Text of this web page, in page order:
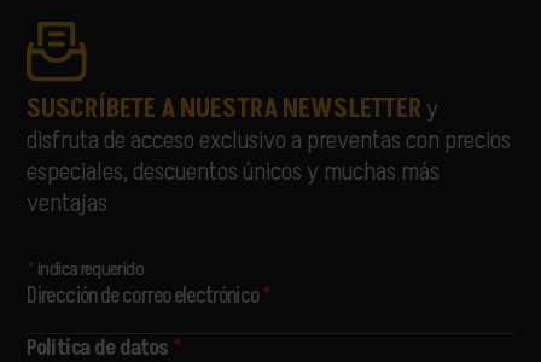
PABLOPABLO
PARALLELLE
PARFAVAR
PIONAL
RATA
RUSOWSKY
SAMURAÏ
SORÄ
THE LIBERTINES
THE PAISLEY DAZE
THE PRODIGY
THE WOMBATS
SUSCRÍBETE A NUESTRA NEWSLETTERy
disfruta de acceso exclusivo a preventas con precios
especiales, descuentos únicos y muchas más
ventajas
*indica requerido
Dirección de correo electrónico*
Política de datos *